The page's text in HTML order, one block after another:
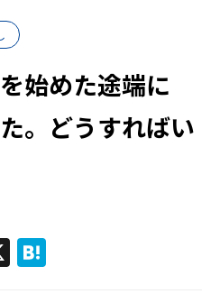
始めた途端に
。どうすればい
X